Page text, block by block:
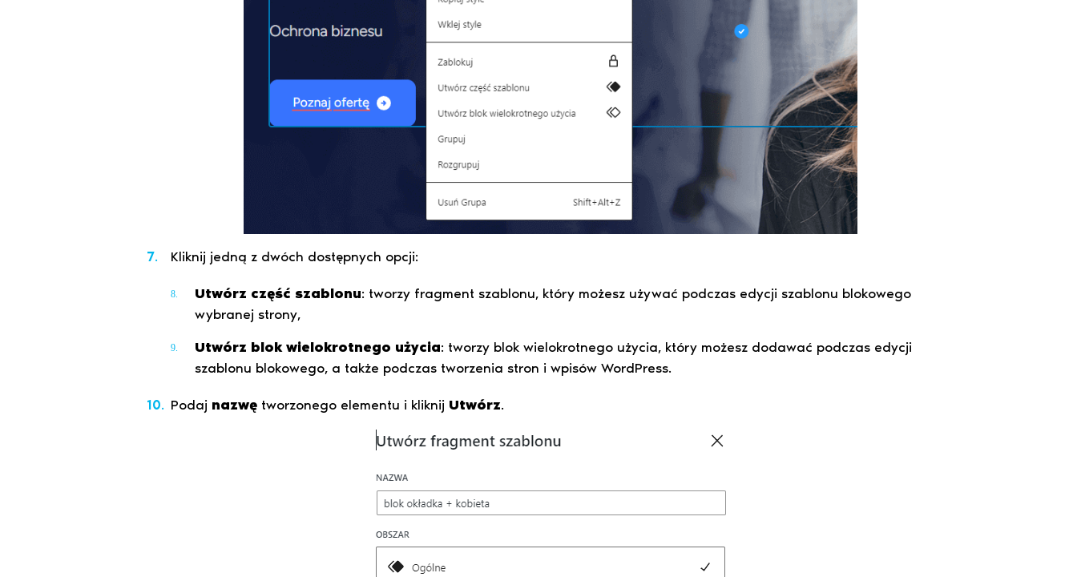
Kliknij jedną z dwóch dostępnych opcji:
Utwórz część szablonu: tworzy fragment szablonu, który możesz używać podczas edycji szablonu blokowego
wybranej strony,
Utwórz blok wielokrotnego użycia: tworzy blok wielokrotnego użycia, który możesz dodawać podczas edycji
szablonu blokowego, a także podczas tworzenia stron i wpisów WordPress.
Podaj nazwę tworzonego elementu i kliknij Utwórz.